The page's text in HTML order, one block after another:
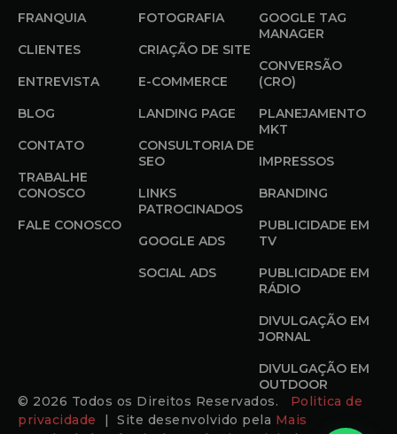
FRANQUIA
CLIENTES
ENTREVISTA
BLOG
CONTATO
TRABALHE
CONOSCO
FALE CONOSCO
FOTOGRAFIA
CRIAÇÃO DE SITE
E-COMMERCE
LANDING PAGE
CONSULTORIA DE
SEO
LINKS
PATROCINADOS
GOOGLE ADS
SOCIAL ADS
GOOGLE TAG
MANAGER
CONVERSÃO
(CRO)
PLANEJAMENTO
MKT
IMPRESSOS
BRANDING
PUBLICIDADE EM
TV
PUBLICIDADE EM
RÁDIO
DIVULGAÇÃO EM
JORNAL
DIVULGAÇÃO EM
OUTDOOR
© 2026 Todos os Direitos Reservados. Politica de
privacidade
| Site desenvolvido pela Mais